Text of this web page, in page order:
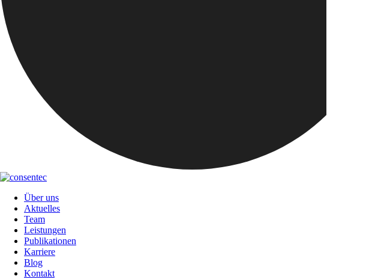
Über uns
Aktuelles
Team
Leistungen
Publikationen
Karriere
Blog
Kontakt